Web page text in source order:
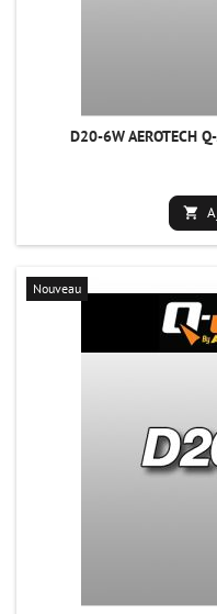
D20-6W AEROTECH

Nouveau